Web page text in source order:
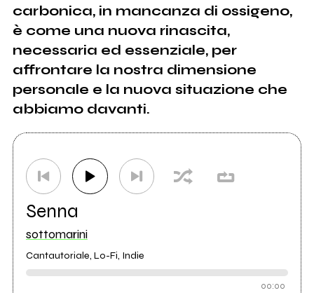
carbonica, in mancanza di ossigeno,
è come una nuova rinascita,
necessaria ed essenziale, per
affrontare la nostra dimensione
personale e la nuova situazione che
abbiamo davanti.
Senna
sottomarini
Cantautoriale, Lo-Fi, Indie
00:00